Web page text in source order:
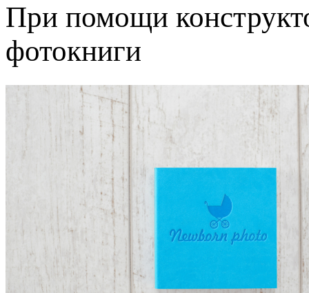
При помощи
фотокниги